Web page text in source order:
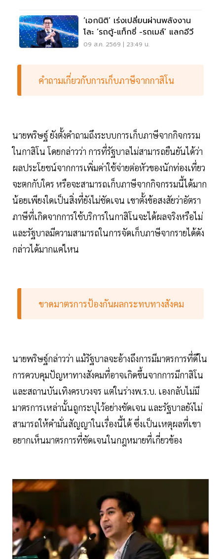
‘เอกนิติ’ เร่งเปลี่ยนผ่านพลังงาน
โละ ‘รถตู้-แท็กซี่ -รถเมล์’ แลกอีวี
09 ส.ค. 2569 | 23:49 น.
คำถามเกี่ยวกับการเก็บภาษีจากกาสิโน
นายพริษฐ์ ยังตั้งคำถามถึงระบบการเก็บภาษีจากกิจกรรม
ในกาสิโน โดยกล่าวว่า การที่รัฐบาลไม่สามารถยืนยันได้ว่า
ผลประโยชน์จากการเพิ่มค่าใช้จ่ายต่อหัวของนักท่องเที่ยว
จะตกกับใคร หรือจะสามารถเก็บภาษีจากกิจกรรมนี้ได้มาก
น้อยเพียงใดเป็นสิ่งที่ยังไม่ชัดเจน เขาตั้งข้อสงสัยว่าอัตรา
ภาษีที่เกิดจากการใช้บริการในกาสิโนจะได้ผลจริงหรือไม่
และรัฐบาลมีความสามารถในการจัดเก็บภาษีจากรายได้ดัง
กล่าวได้มากแค่ไหน
ขาดมาตรการป้องกันผลกระทบทางสังคม
นายพริษฐ์กล่าวว่า แม้รัฐบาลจะอ้างถึงการมีมาตรการที่ดีใน
การควบคุมปัญหาทางสังคมที่อาจเกิดขึ้นจากการมีกาสิโน
และสถานบันเทิงครบวงจร แต่ในร่างพ.ร.บ. เองกลับไม่มี
มาตรการเหล่านั้นถูกระบุไว้อย่างชัดเจน และรัฐบาลยังไม่
สามารถให้คำมั่นสัญญาในเรื่องนี้ได้ ซึ่งเป็นเหตุผลที่เขา
อยากเห็นมาตรการที่ชัดเจนในกฎหมายที่เกี่ยวข้อง